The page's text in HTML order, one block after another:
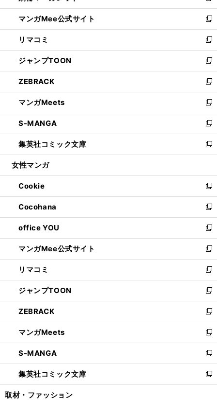
開
く
ン
ド
ウ
で
開
く
ウ
ィ
ン
ド
ウ
で
開
く
し
い
ウ
ィ
ン
ド
ウ
で
開
く
マンガMee公式サイト
新
し
い
ウ
ィ
ン
ド
ウ
で
開
く
リマコミ
新
し
い
ウ
ィ
ン
ド
ウ
で
開
く
ジャンプTOON
新
し
い
ウ
ィ
ン
ド
ウ
で
開
ZEBRACK
新
し
い
ウ
ィ
ン
ド
ウ
開
く
マンガMeets
新
し
い
ウ
ィ
ン
ウ
で
開
く
S-MANGA
新
し
い
ウ
ン
ド
ウ
で
開
く
集英社コミック文庫
新
し
ウ
ィ
ン
ド
ウ
で
開
く
女性マンガ
Cookie
新
し
い
ウ
ィ
ン
ド
ウ
で
開
く
Cocohana
新
し
い
ウ
ィ
ン
ド
ウ
で
開
く
office YOU
新
し
い
ウ
ィ
ン
ド
ウ
で
開
く
マンガMee公式サイト
新
し
い
ウ
ィ
ン
ド
ウ
で
開
く
リマコミ
新
し
い
ウ
ィ
ン
ド
ウ
で
開
く
ジャンプTOON
新
し
い
ウ
ィ
ン
ド
ウ
で
開
ZEBRACK
新
し
い
ウ
ィ
ン
ド
ウ
マンガMeets
新
し
い
ウ
ィ
ン
S-MANGA
新
し
い
ウ
集英社コミック文庫
新
し
取材・ファッション